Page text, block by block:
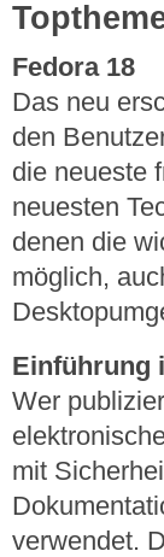
Fedora 18
Das neu
den
die neueste
neuesten
denen die
möglich,
Einführung
Wer
mit
verwendet.